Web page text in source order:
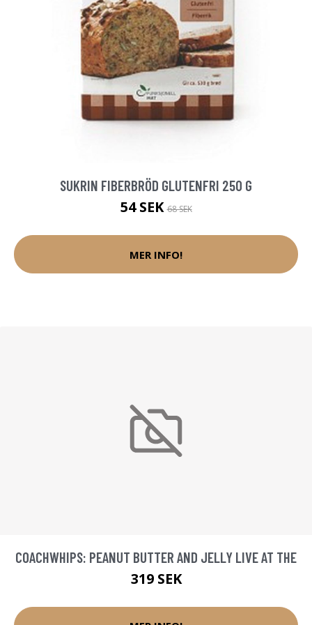
SUKRIN FIBERBRÖD GLUTENFRI 250 G
54 SEK68 SEK
MER INFO!
COACHWHIPS: PEANUT BUTTER AND JELLY LIVE AT THE
319 SEK